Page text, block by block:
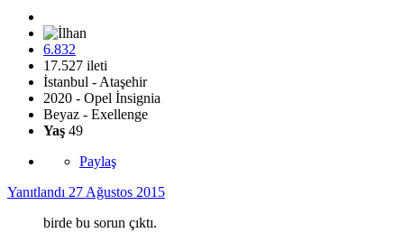
6.832
17.527 ileti
İstanbul - Ataşehir
2020 - Opel İnsignia
Beyaz - Exellenge
Yaş 49
Paylaş
Yanıtlandı 27 Ağustos 2015
birde bu sorun çıktı.